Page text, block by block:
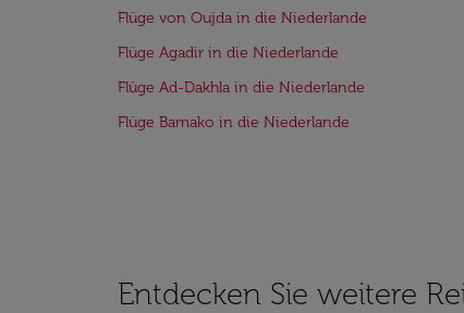
Flüge von Oujda in die Niederlande
Flüge Agadir in die Niederlande
Flüge Ad-Dakhla in die Niederlande
Flüge Bamako in die Niederlande
Entdecken Sie weitere